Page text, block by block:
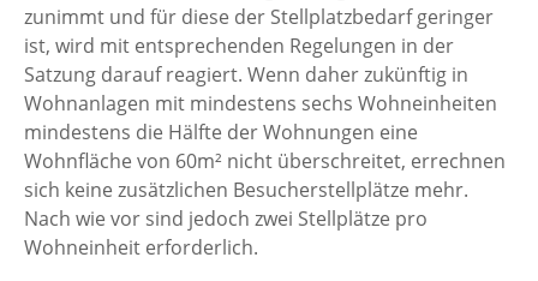
zunimmt und für diese der Stellplatzbedarf geringer
ist, wird mit entsprechenden Regelungen in der
Satzung darauf reagiert. Wenn daher zukünftig in
Wohnanlagen mit mindestens sechs Wohneinheiten
mindestens die Hälfte der Wohnungen eine
Wohnfläche von 60m² nicht überschreitet, errechnen
sich keine zusätzlichen Besucherstellplätze mehr.
Nach wie vor sind jedoch zwei Stellplätze pro
Wohneinheit erforderlich.